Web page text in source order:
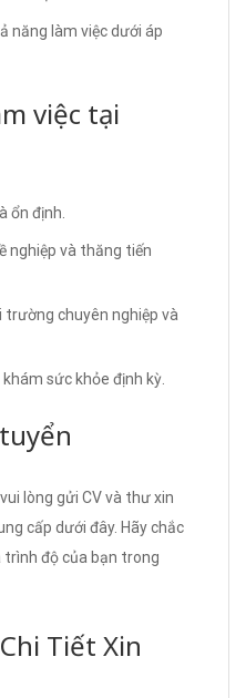
năng làm việc dưới áp
việc tại
ổn định.
nghiệp và thăng tiến
chuyên nghiệp và
sức khỏe định kỳ.
lòng gửi CV và thư xin
cấp dưới đây. Hãy chắc
trình độ của bạn trong
Tiết Xin